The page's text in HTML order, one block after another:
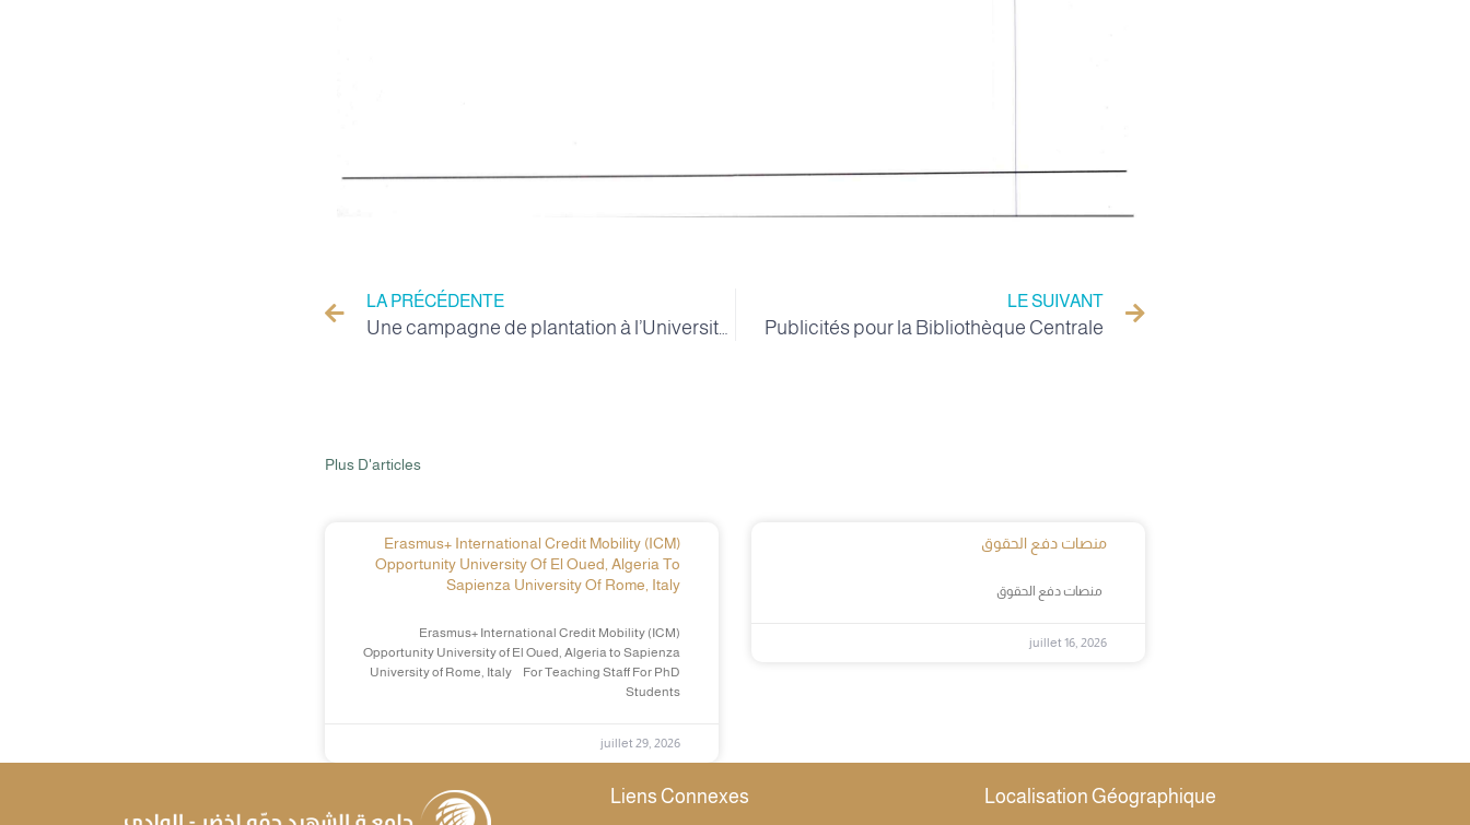
LA PRÉCÉDENTE
Une campagne de plantation à l’Université de la Vallée sous le slogan « Université Propre et Verte »
LE SUIVANT
Publicités pour la Bibliothèque Centrale
Plus D'articles
Erasmus+ International Credit Mobility (ICM)
Opportunity University Of El Oued, Algeria To
Sapienza University Of Rome, Italy
Erasmus+ International Credit Mobility (ICM)
Opportunity University of El Oued, Algeria to Sapienza
University of Rome, Italy For Teaching Staff For PhD
Students
juillet 29, 2026
منصات دفع الحقوق
juillet 16, 2026
Liens Connexes Localisation Géographique